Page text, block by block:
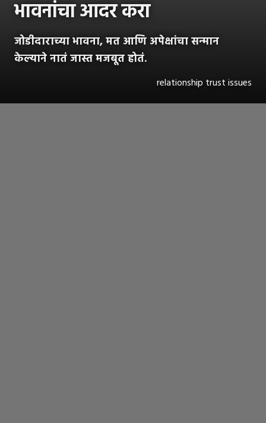
भावनांचा आदर करा
जोडीदाराच्या भावना, मत आणि अपेक्षांचा सन्मान
केल्याने नातं जास्त मजबूत होतं.
relationship trust issues